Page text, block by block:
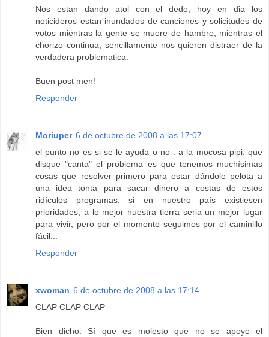
Nos estan dando atol con el dedo, hoy en dia los
noticideros estan inundados de canciones y solicitudes de
votos mientras la gente se muere de hambre, mientras el
chorizo continua, sencillamente nos quieren distraer de la
verdadera problematica.
Buen post men!
Responder
Moriuper 6 de octubre de 2008 a las 17:07
el punto no es si se le ayuda o no . a la mocosa pipi, que
disque "canta" el problema es que tenemos muchísimas
cosas que resolver primero para estar dándole pelota a
una idea tonta para sacar dinero a costas de estos
ridículos programas. si en nuestro país existiesen
prioridades, a lo mejor nuestra tierra seria un mejor lugar
para vivir, pero por el momento seguimos por el caminillo
fácil...
Responder
xwoman 6 de octubre de 2008 a las 17:14
CLAP CLAP CLAP
Bien dicho. Sí que es molesto que no se apoye el